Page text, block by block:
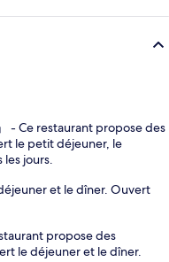
- Ce restaurant propose des
le petit déjeuner, le
jours.
et le dîner. Ouvert
propose des
le déjeuner et le dîner.